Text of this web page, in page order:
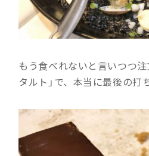
もう食べれないと言いつつ注
タルト」で、本当に最後の打